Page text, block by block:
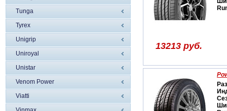
Tunga
Tyrex
Unigrip
Uniroyal
Unistar
Venom Power
Viatti
13213 руб.